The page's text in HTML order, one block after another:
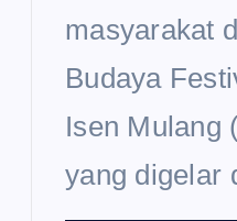
masyarakat
Budaya
Isen Mulang
yang digelar